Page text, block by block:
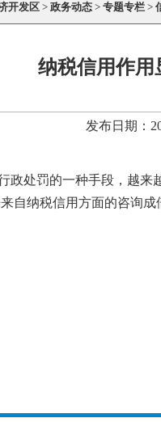
开发区 > 政务动态 > 专题专栏 >
纳税信用作用
发布日期：
政处罚的一种手段，越来
自纳税信用方面的咨询